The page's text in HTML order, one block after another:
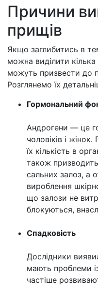
Причини
прищів
Якщо заглибитись в
можна виділити
можуть призвести до
Розглянемо їх
Гормональний
Андрогени — це
чоловіків і
їх кількість в
також призводить
сальних залоз, а
вироблення
що залози не
блокуються,
Спадковість
Дослідники
мають проблеми
частіше